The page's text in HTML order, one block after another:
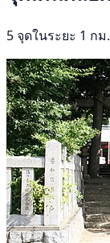
5 จุดในระยะ 1 ก